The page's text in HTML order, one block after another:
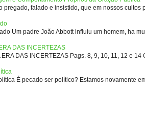
pregado, falado e insistido, que em nossos
Um padre João Abbott influiu um homem, ha
DAS INCERTEZAS
ERA DAS INCERTEZAS Pags. 8, 9, 10, 11, 12 e
É pecado ser político? Estamos novamente